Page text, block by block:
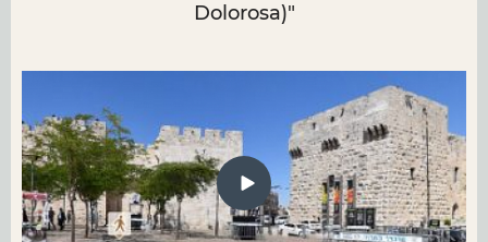
Dolorosa)"